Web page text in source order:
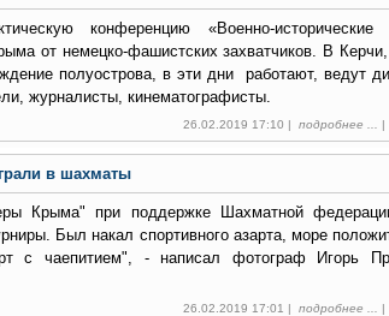
конференцию «Военно-исторические
от немецко-фашистских захватчиков. В Керчи,
полуострова, в эти дни работают, ведут
журналисты, кинематографисты.
26.02.2019 17:10 | подробнее ... |
в шахматы
Крыма" при поддержке Шахматной
Был накал спортивного азарта, море
с чаепитием", - написал фотограф Игорь
26.02.2019 17:01 | подробнее ... |